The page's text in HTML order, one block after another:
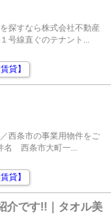
探すなら株式会社不動産
号線直ぐのテナント...
貸】
西条市の事業用物件をご
名 西条市大町一...
貸】
介です!!｜タオル美